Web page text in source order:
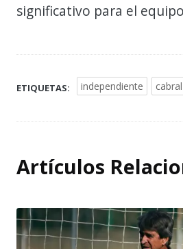
significativo para el
ETIQUETAS: independiente cabral
Artículos